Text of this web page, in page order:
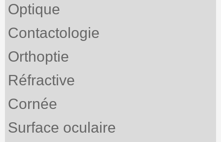
Optique
Contactologie
Orthoptie
Réfractive
Cornée
Surface oculaire